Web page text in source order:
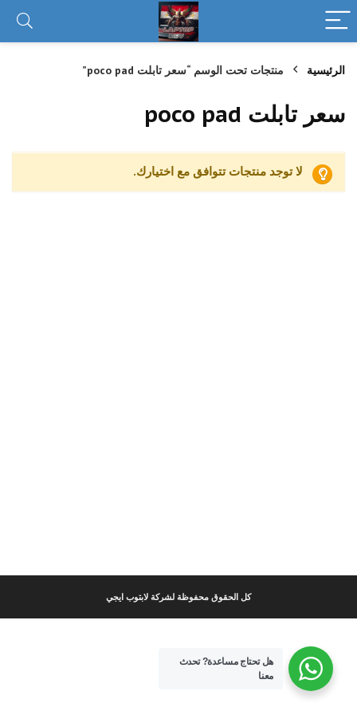
الرئيسية منتجات تحت الوسم “سعر تابلت poco pad”
سعر تابلت poco pad
لا توجد منتجات تتوافق مع اختيارك.
كل الحقوق محفوظة لشركة لابتوب ايجي
هل تحتاج مساعدة?تحدث
معنا